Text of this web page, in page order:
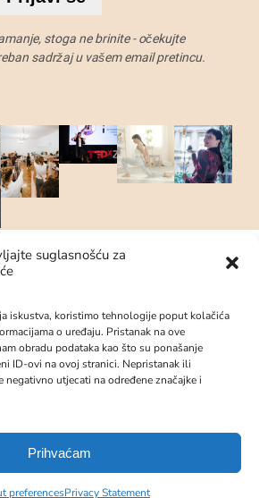
suglasnošću za
iskustva, koristimo tehnologije poput kolačića
o uređaju. Pristanak na ove
obradu podataka kao što su ponašanje
ID-ovi na ovoj stranici. Nepristanak ili
negativno utjecati na određene značajke i
Prihvaćam
preferencesPrivacy Statement
stoga ne brinite - očekujte
sadržaj u vašem email pretincu.
Opći uvjeti